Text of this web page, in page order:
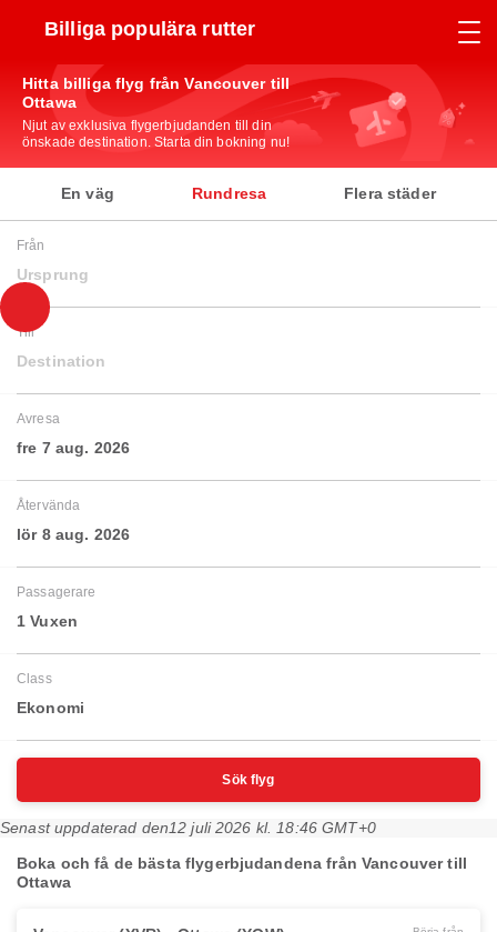
Billiga populära rutter
Hitta billiga flyg från Vancouver till
Ottawa
Njut av exklusiva flygerbjudanden till din
önskade destination. Starta din bokning nu!
En väg Rundresa Flera städer
Från
Ursprung
Till
Destination
Avresa
fre 7 aug. 2026
Återvända
lör 8 aug. 2026
Passagerare
1 Vuxen
Class
Ekonomi
Sök flyg
Senast uppdaterad den12 juli 2026 kl. 18:46 GMT+0
Boka och få de bästa flygerbjudandena från Vancouver till
Ottawa